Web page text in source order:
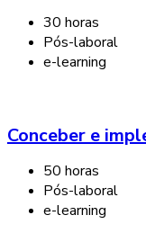
30 horas
Pós-laboral
e-learning
Conceber e
50 horas
Pós-laboral
e-learning